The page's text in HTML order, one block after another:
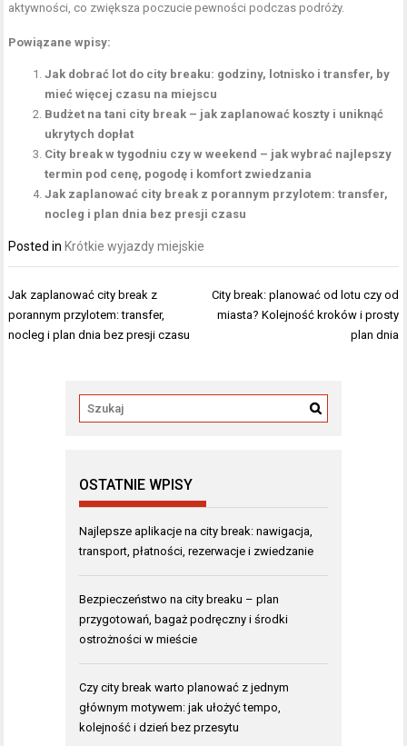
aktywności, co zwiększa poczucie pewności podczas podróży.
Powiązane wpisy:
Jak dobrać lot do city breaku: godziny, lotnisko i transfer, by
mieć więcej czasu na miejscu
Budżet na tani city break – jak zaplanować koszty i uniknąć
ukrytych dopłat
City break w tygodniu czy w weekend – jak wybrać najlepszy
termin pod cenę, pogodę i komfort zwiedzania
Jak zaplanować city break z porannym przylotem: transfer,
nocleg i plan dnia bez presji czasu
Posted in Krótkie wyjazdy miejskie
Nawigacja
wpisu
Jak zaplanować city break z
porannym przylotem: transfer,
nocleg i plan dnia bez presji czasu
City break: planować od lotu czy od
miasta? Kolejność kroków i prosty
plan dnia
OSTATNIE WPISY
Najlepsze aplikacje na city break: nawigacja,
transport, płatności, rezerwacje i zwiedzanie
Bezpieczeństwo na city breaku – plan
przygotowań, bagaż podręczny i środki
ostrożności w mieście
Czy city break warto planować z jednym
głównym motywem: jak ułożyć tempo,
kolejność i dzień bez przesytu